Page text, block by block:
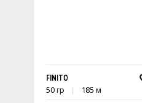
FINITO
50 гр 185 м